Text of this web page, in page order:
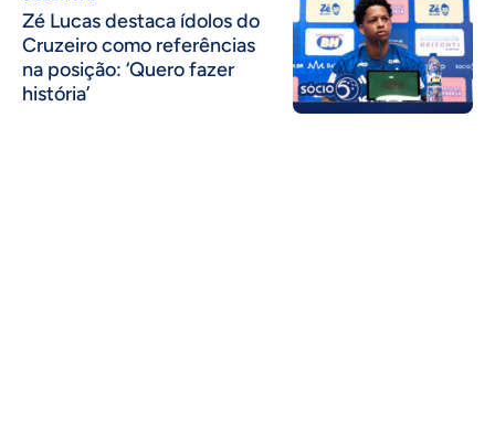
Zé Lucas destaca ídolos do
Cruzeiro como referências
na posição: ‘Quero fazer
história’